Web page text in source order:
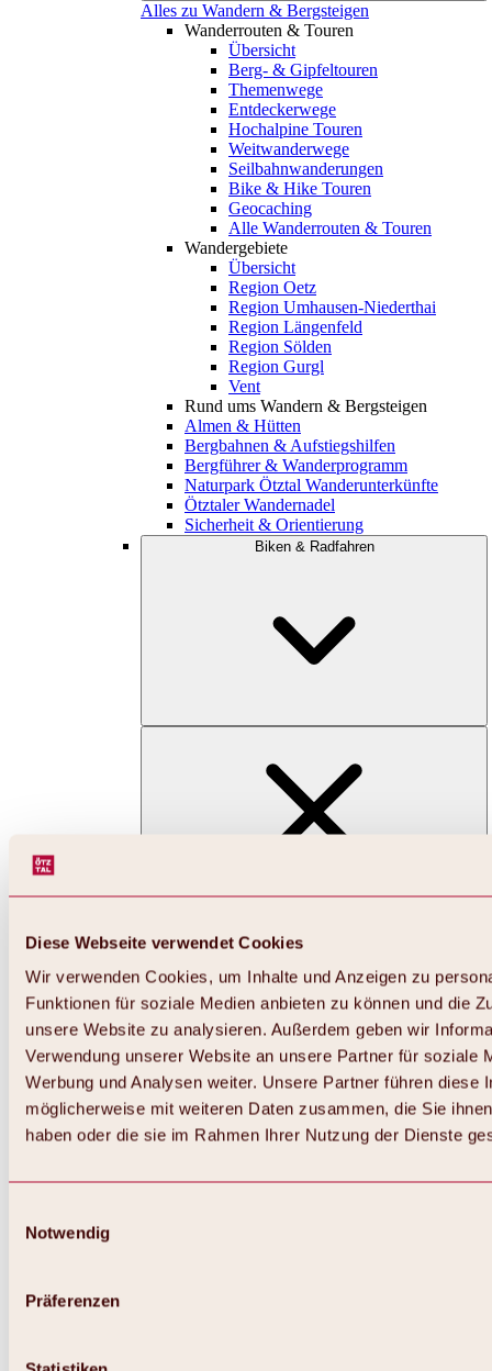
Diese Webseite verwendet Cookies
Wir verwenden Cookies, um Inhalte und Anzeigen zu
Funktionen für soziale Medien anbieten zu können und die
unsere Website zu analysieren. Außerdem geben wir
Verwendung unserer Website an unsere Partner für soziale
Werbung und Analysen weiter. Unsere Partner führen diese
möglicherweise mit weiteren Daten zusammen, die Sie
haben oder die sie im Rahmen Ihrer Nutzung der Dienste
Notwendig
Präferenzen
Alles zu Wandern & Bergsteigen
Wanderrouten & Touren
Übersicht
Berg- & Gipfeltouren
Themenwege
Entdeckerwege
Hochalpine Touren
Weitwanderwege
Seilbahnwanderungen
Bike & Hike Touren
Geocaching
Alle Wanderrouten & Touren
Wandergebiete
Übersicht
Region Oetz
Region Umhausen-Niederthai
Region Längenfeld
Region Sölden
Region Gurgl
Vent
Rund ums Wandern & Bergsteigen
Almen & Hütten
Bergbahnen & Aufstiegshilfen
Bergführer & Wanderprogramm
Naturpark Ötztal Wanderunterkünfte
Ötztaler Wandernadel
Sicherheit & Orientierung
Biken & Radfahren